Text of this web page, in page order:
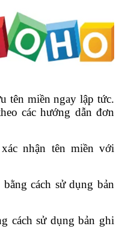
tên miền ngay lập tức.
các hướng dẫn đơn
nhận tên miền với
cách sử dụng bản
cách sử dụng bản ghi